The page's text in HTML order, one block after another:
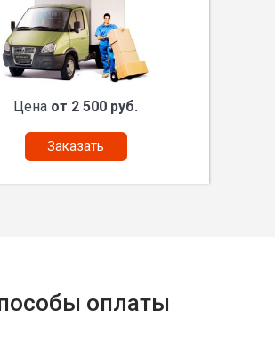
Цена от 2 500 руб.
Заказать
оплаты